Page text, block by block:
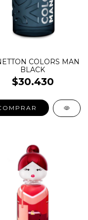
COLORS MAN
BLACK
$30.430